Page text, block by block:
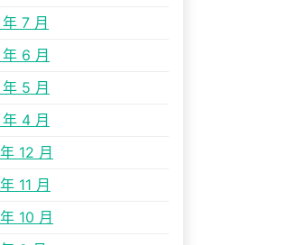
7 月
6 月
5 月
4 月
12 月
11 月
10 月